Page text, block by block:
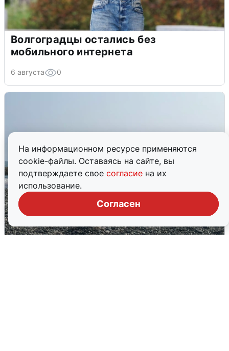
На информационном ресурсе применяются
cookie-файлы. Оставаясь на сайте, вы
подтверждаете свое согласие на их
использование.
Согласен
Волгоградцы остались без
мобильного интернета
6 августа 0